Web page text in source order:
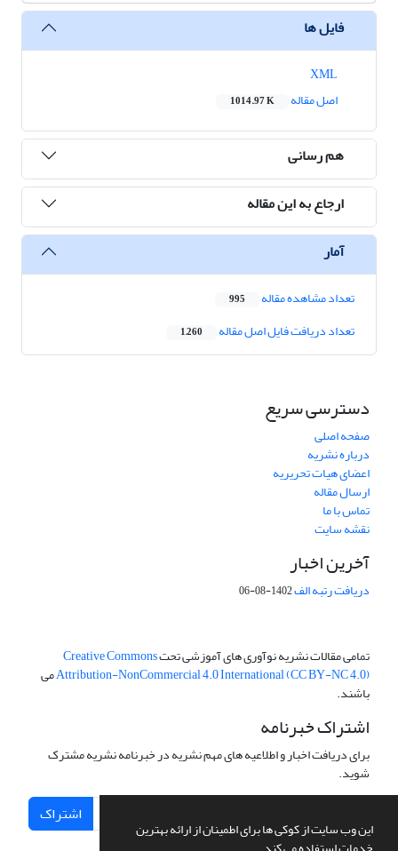
این وب سایت از کوکی ها برای اطمینان از ارائه بهترین
فایل ها
اصل مقاله
1014.97 K
هم رسانی
ارجاع به این مقاله
آمار
تعداد مشاهده مقاله 995
تعداد دریافت فایل اصل مقاله 1,260
دسترسی سریع
صفحه اصلی
درباره نشریه
اعضای هیات تحریریه
ارسال مقاله
تماس با ما
نقشه سایت
آخرین اخبار
دریافت رتبه الف1402-08-06
تمامی مقالات نشریه نوآوری های آموزشی تحتCreative Commons
Attribution-NonCommercial 4.0 International (CC BY-NC 4.0)می
باشند.
اشتراک خبرنامه
برای دریافت اخبار و اطلاعیه های مهم نشریه در خبرنامه نشریه مشترک
شوید.
اشتراک